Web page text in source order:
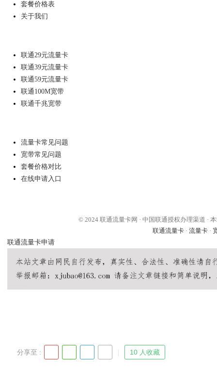
套餐价格表
关于我们
联通29元流量卡
联通39元流量卡
联通59元流量卡
联通100M宽带
联通千兆宽带
流量卡常见问题
宽带常见问题
套餐价格对比
在线申请入口
© 2024 联通流量卡网 · 中国联通授权办理渠道 ·
联通流量卡 · 流量卡 ·
联通流量卡申请
分享至 : 10 人收藏